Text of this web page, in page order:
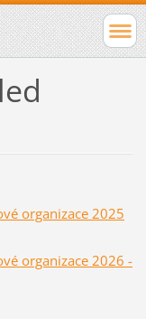
organizace 2025
organizace 2026 -